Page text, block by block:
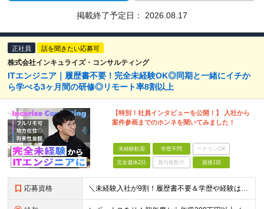
掲載終了予定日： 2026.08.17
正社員 話を聞きたい応募可
株式会社インキュライズ・コンサルティング
ITエンジニア｜履歴書不要！完全未経験OK◎同期と一緒にイチか
ら学べる3ヶ月間の研修◎リモート率8割以上
【特別！社員インタビューを公開！】 入社から
案件参画までのホンネを聞いてみました！
未経験歓迎 学歴不問 ベテランOK
完全週休2日 賞与複数月 面接1回
応募資格 ＼未経験入社が9割！履歴書不要＆学歴や経験は一切不問★意欲や人柄を重視／ 「経験も知識もゼロだけど、やってみたい」 ……そんな想いがあれば、ITの知識が全くない未経験の方でも大歓迎。 当社も全力でス